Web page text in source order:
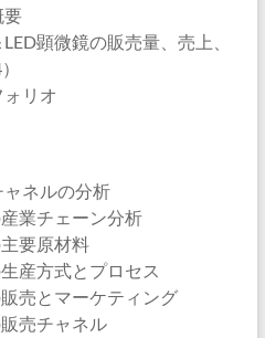
要
顕微鏡の販売量、売上、
リオ
ャネルの分析
業チェーン分析
要原材料
産方式とプロセス
売とマーケティング
売チャネル